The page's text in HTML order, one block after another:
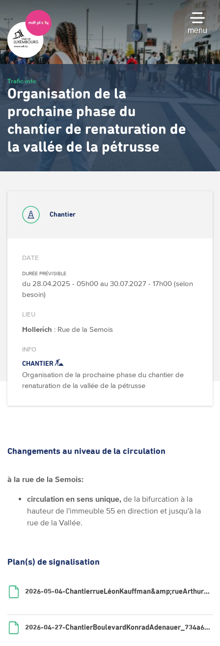
au
contenu
principal
menu
Trafic-info
Organisation de la
prochaine phase du
chantier de renaturation de
la vallée de la pétrusse
Chantier
DATE
DURÉE PRÉVISIBLE
du 28.04.2025 - 05h00 au 30.07.2027 - 17h00 (selon
besoin)
LIEU
Hollerich : Rue de la Semois
INFO
CHANTIER
Organisation de la prochaine phase du chantier de
renaturation de la vallée de la pétrusse
Changements au niveau de la circulation
à la rue de la Semois:
circulation en sens unique, de la bifurcation à la
hauteur de l'immeuble 55 en direction et jusqu'à la
rue de la Vallée.
Plan(s) de signalisation
2026-05-04-ChantierrueLéonKauffman&amp;rueArthurKnaff_cd8a2c3c-ef5c-46e8-8c97-991f8594f93b.pdf
2026-04-27-ChantierBoulevardKonradAdenauer_734a648e-2d7a-4bea-b00d-c91618275cf9.pdf